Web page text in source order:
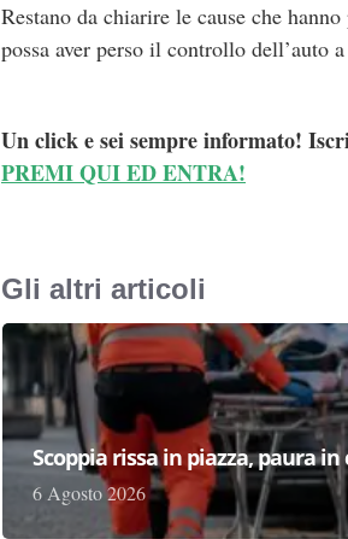
Restano da chiarire le cause che
possa aver perso il controllo dell’auto
Un click e sei sempre informato!
PREMI QUI ED ENTRA!
Gli altri articoli
Scoppia rissa in piazza, paura
6 Agosto 2026